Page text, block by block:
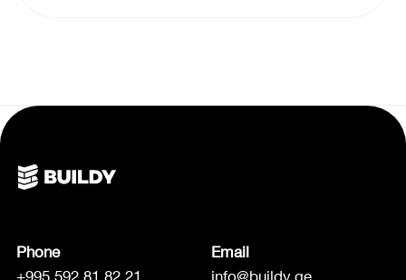
Phone
Email